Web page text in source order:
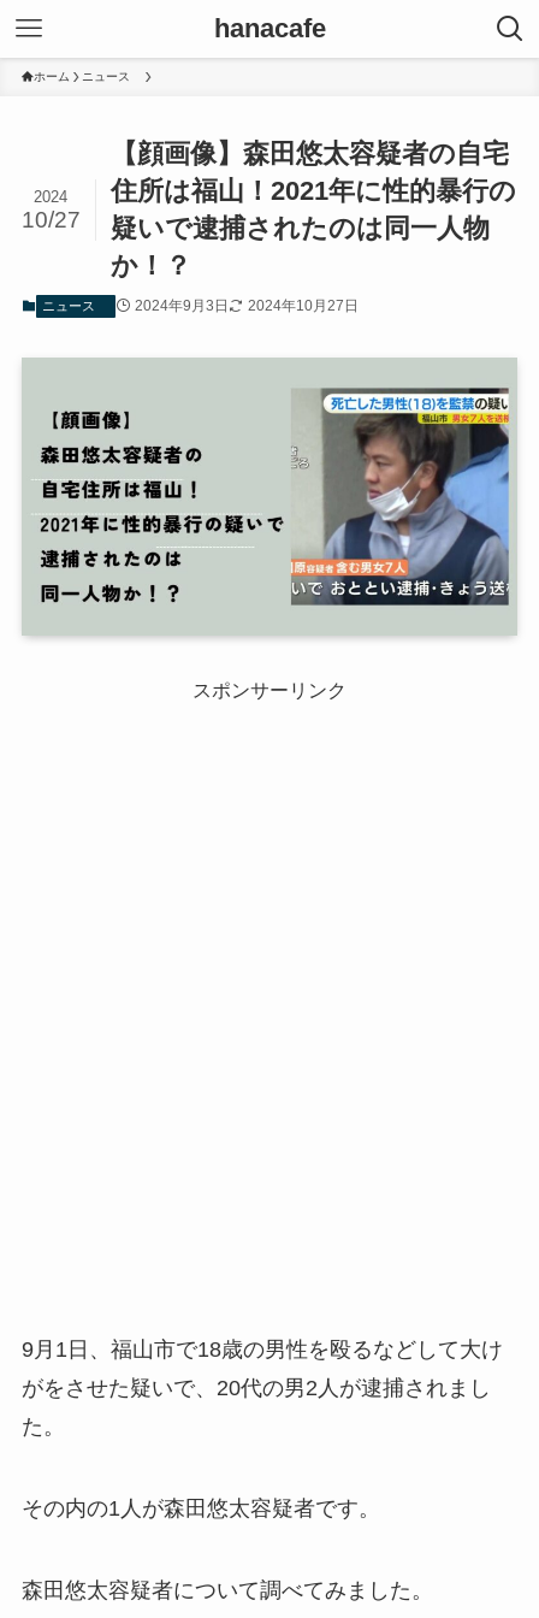
hanacafe
ホーム ニュース
【顔画像】森田悠太容疑者の自宅
住所は福山！2021年に性的暴行の
疑いで逮捕されたのは同一人物
か！？
2024
10/27
ニュース 2024年9月3日 2024年10月27日
スポンサーリンク
9月1日、福山市で18歳の男性を殴るなどして大け
がをさせた疑いで、20代の男2人が逮捕されまし
た。
その内の1人が森田悠太容疑者です。
森田悠太容疑者について調べてみました。